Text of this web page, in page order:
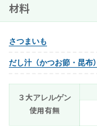
材料
さつまいも
だし汁（かつお節・昆布）
３大アレルゲン
使用有無